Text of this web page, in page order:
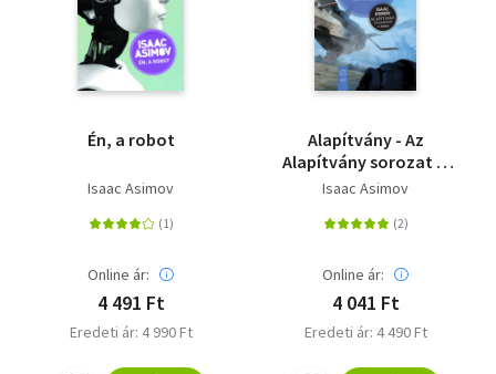
Én, a robot
Isaac Asimov
Online ár:
4 491 Ft
Eredeti ár: 4 990 Ft
Alapítvány - Az
Alapítvány sorozat 3.
kötete - Új fordítás
Isaac Asimov
Online ár:
4 041 Ft
Eredeti ár: 4 490 Ft